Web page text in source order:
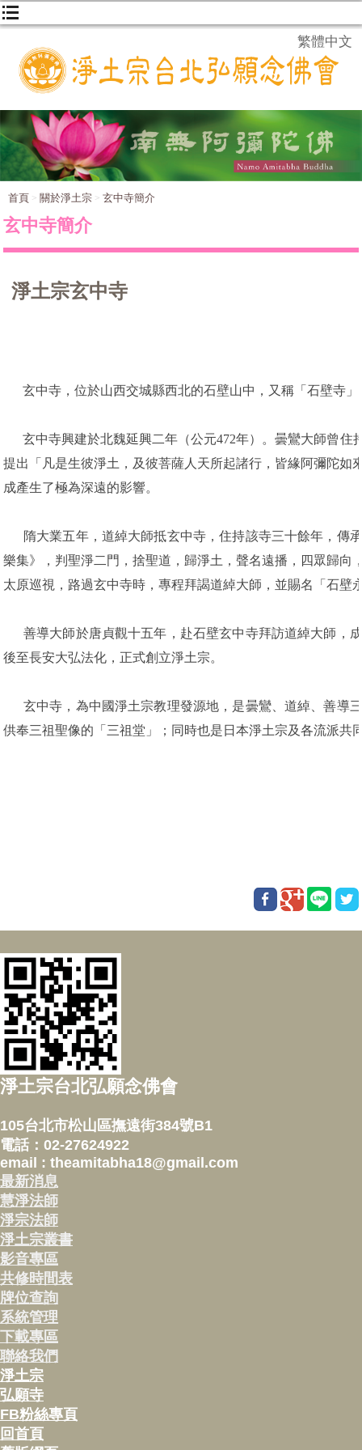
繁體中文
首頁 關於淨土宗 玄中寺簡介
玄中寺簡介
淨土宗玄中寺
玄中寺，位於山西交城縣西北的石壁山中，又稱「石壁寺」
玄中寺興建於北魏延興二年（公元472年）。曇鸞大師曾住
提出「凡是生彼淨土，及彼菩薩人天所起諸行，皆緣阿彌陀
成產生了極為深遠的影響。
隋大業五年，道綽大師抵玄中寺，住持該寺三十餘年，傳
樂集》，判聖淨二門，捨聖道，歸淨土，聲名遠播，四眾歸
太原巡視，路過玄中寺時，專程拜謁道綽大師，並賜名「石壁
善導大師於唐貞觀十五年，赴石壁玄中寺拜訪道綽大師，
後至長安大弘法化，正式創立淨土宗。
玄中寺，為中國淨土宗教理發源地，是曇鸞、道綽、善導
供奉三祖聖像的「三祖堂」；同時也是日本淨土宗及各流派共
淨土宗台北弘願念佛會
105台北市松山區撫遠街384號B1
電話：02-27624922
email : theamitabha18@gmail.com
最新消息
慧淨法師
淨宗法師
淨土宗叢書
影音專區
共修時間表
牌位查詢
系統管理
下載專區
聯絡我們
淨土宗
弘願寺
FB粉絲專頁
回首頁